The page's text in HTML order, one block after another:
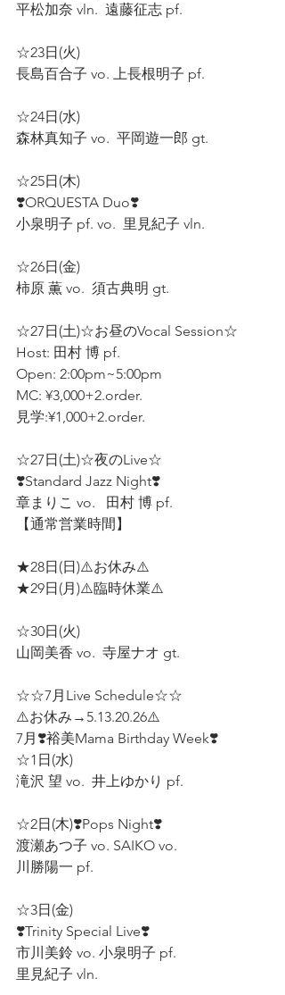
平松加奈 vln.  遠藤征志 pf.
☆23日(火)
長島百合子 vo. 上長根明子 pf.
☆24日(水)
森林真知子 vo.  平岡遊一郎 gt.
☆25日(木)
❣️ORQUESTA Duo❣️
小泉明子 pf. vo.  里見紀子 vln.
☆26日(金)
柿原 薫 vo.  須古典明 gt.
☆27日(土)☆お昼のVocal Session☆
Host: 田村 博 pf.
Open: 2:00pm~5:00pm
MC: ¥3,000+2.order.
見学:¥1,000+2.order.
☆27日(土)☆夜のLive☆
❣️Standard Jazz Night❣️
章まりこ vo.   田村 博 pf.
【通常営業時間】
★28日(日)⚠️お休み⚠️
★29日(月)⚠️臨時休業⚠️
☆30日(火)
山岡美香 vo.  寺屋ナオ gt.
☆☆7月Live Schedule☆☆
⚠️お休み→5.13.20.26⚠️
7月❣️裕美Mama Birthday Week❣️
☆1日(水)
滝沢 望 vo.  井上ゆかり pf.
☆2日(木)❣️Pops Night❣️
渡瀬あつ子 vo. SAIKO vo.
川勝陽一 pf.
☆3日(金)
❣️Trinity Special Live❣️
市川美鈴 vo. 小泉明子 pf.
里見紀子 vln.